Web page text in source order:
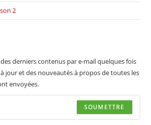
2
derniers contenus par e-mail quelques fois
jour et des nouveautés à propos de toutes les
envoyées.
SOUMETTRE